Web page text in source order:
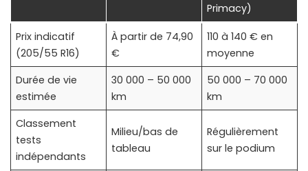
Primacy)
Prix indicatif
(205/55 R16)
À partir de 74,90
€
110 à 140 € en
moyenne
Durée de vie
estimée
30 000 – 50 000
km
50 000 – 70 000
km
Classement
tests
indépendants
Milieu/bas de
tableau
Régulièrement
sur le podium